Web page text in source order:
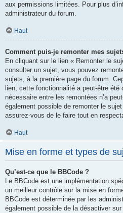
aux permissions limitées. Pour plus
administrateur du forum.
Haut
Comment puis-je remonter mes
En cliquant sur le lien « Remonter le
consulter un sujet, vous pouvez
sujets, à la première page du forum.
lien, cette fonctionnalité a peut-être été
nécessaire entre les remontées n’a
également possible de remonter le
assurez-vous de le faire tout en
Haut
Mise en forme et types de
Qu’est-ce que le BBCode ?
Le BBCode est une implémentation
un meilleur contrôle sur la mise en
BBCode est déterminée par les
également possible de la désactiver